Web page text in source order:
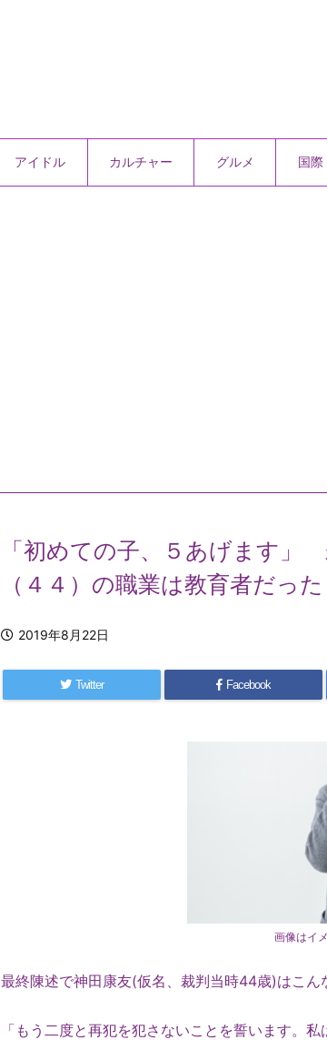
アイドル カルチャー グルメ 国際
「初めての子、５あげます
（４４）の職業は教育者だっ
2019年8月22日
Twitter Facebook
画像はイ
最終陳述で神田康友(仮名、裁判当時44歳)はこん
「もう二度と再犯を犯さないことを誓います。